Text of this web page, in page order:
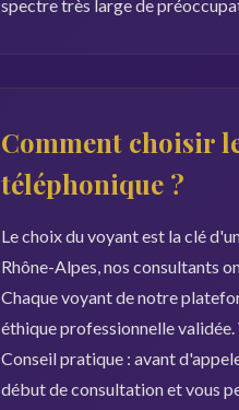
spectre très large de
Comment choisir
téléphonique ?
Le choix du voyant est la clé
Rhône-Alpes, nos consultants
Chaque voyant de notre
éthique professionnelle validée.
Conseil pratique : avant
début de consultation et vous